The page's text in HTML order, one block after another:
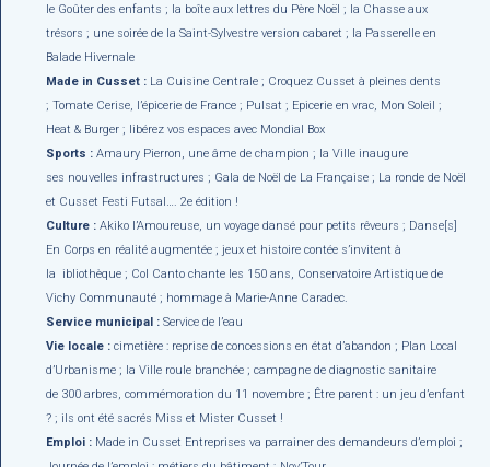
le Goûter des enfants ; la boîte aux lettres du Père Noël ; la Chasse aux
trésors ; une soirée de la Saint-Sylvestre version cabaret ; la Passerelle en
Balade Hivernale
Made in Cusset : La Cuisine Centrale ; Croquez Cusset à pleines dents
; Tomate Cerise, l’épicerie de France ; Pulsat ; Epicerie en vrac, Mon Soleil ;
Heat & Burger ; libérez vos espaces avec Mondial Box
Sports :Amaury Pierron, une âme de champion ; la Ville inaugure
ses nouvelles infrastructures ; Gala de Noël de La Française ; La ronde de Noël
et Cusset Festi Futsal…. 2e édition !
Culture : Akiko l’Amoureuse, un voyage dansé pour petits rêveurs ; Danse[s]
En Corps en réalité augmentée ; jeux et histoire contée s’invitent à
la ibliothèque ; Col Canto chante les 150 ans, Conservatoire Artistique de
Vichy Communauté ; hommage à Marie-Anne Caradec.
Service municipal :Service de l’eau
Vie locale : cimetière : reprise de concessions en état d’abandon ; Plan Local
d’Urbanisme ; la Ville roule branchée ; campagne de diagnostic sanitaire
de 300 arbres, commémoration du 11 novembre ; Être parent : un jeu d’enfant
? ; ils ont été sacrés Miss et Mister Cusset !
Emploi : Made in Cusset Entreprises va parrainer des demandeurs d’emploi ;